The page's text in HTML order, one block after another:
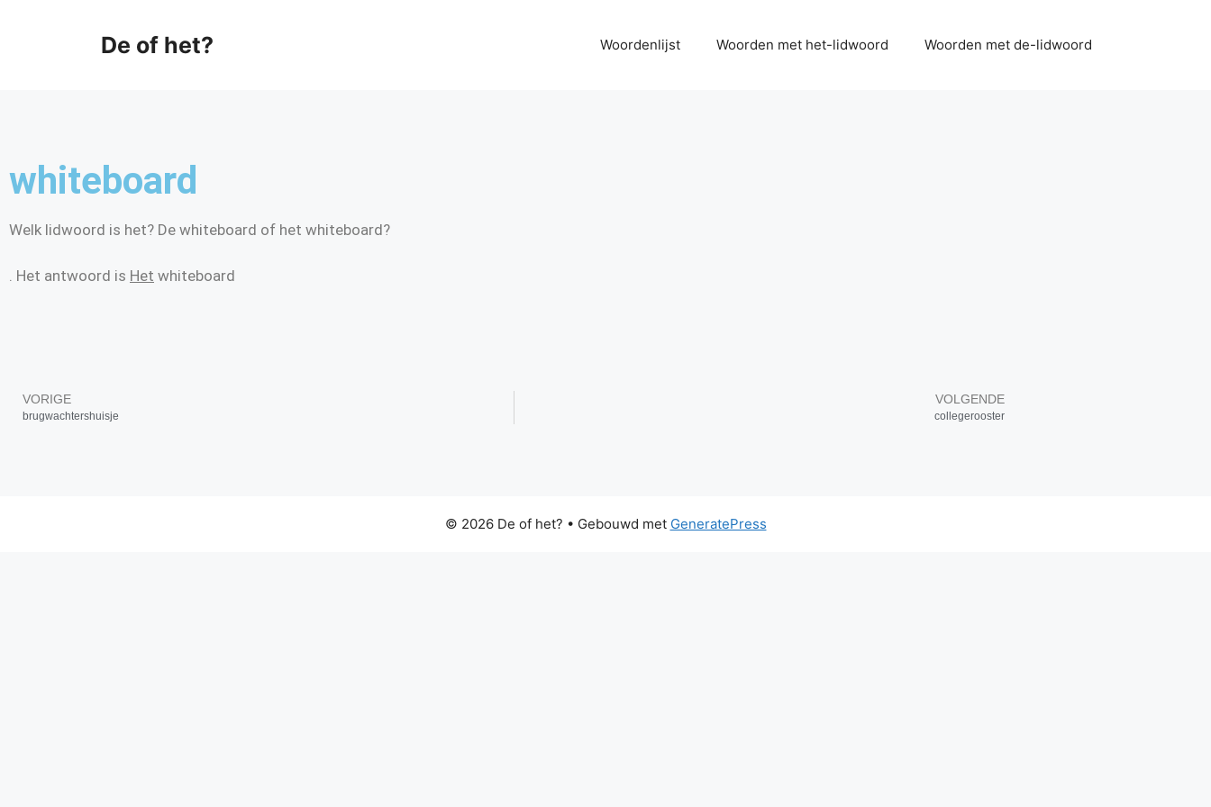
De of het? Woordenlijst Woorden met het-lidwoord Woorden met de-lidwoord
whiteboard
Welk lidwoord is het? De whiteboard of het whiteboard?
. Het antwoord is Het whiteboard
VORIGE
brugwachtershuisje
VOLGENDE
collegerooster
© 2026 De of het? • Gebouwd met GeneratePress